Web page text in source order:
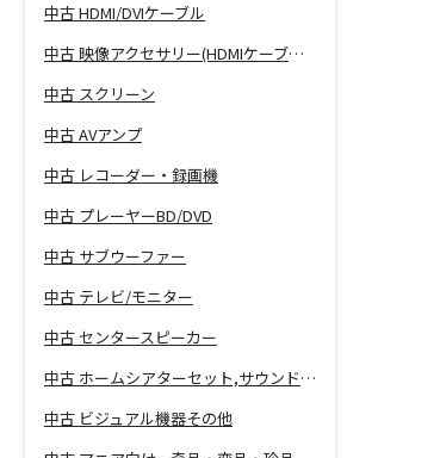
中古 HDMI/DVIケーブル
中古 映像アクセサリー(HDMIケーブル等)
中古 スクリーン
中古 AVアンプ
中古 レコーダー・録画機
中古 プレーヤーBD/DVD
中古 サブウーファー
中古 テレビ/モニター
中古 センタースピーカー
中古 ホームシアターセット,サウンドバー
中古 ビジュアル機器その他